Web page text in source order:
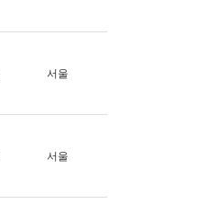
서울
서울